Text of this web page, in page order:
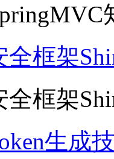
全框架
全框架
生成